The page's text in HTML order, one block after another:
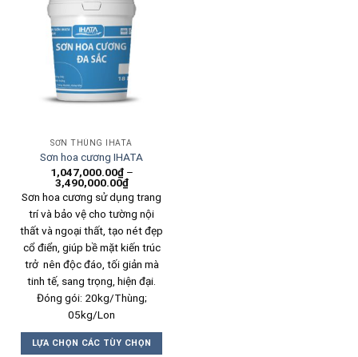
SƠN THÙNG IHATA
Sơn hoa cương IHATA
1,047,000.00₫–
3,490,000.00₫
Sơn hoa cương sử dụng trang
trí và bảo vệ cho tường nội
thất và ngoại thất, tạo nét đẹp
cổ điển, giúp bề mặt kiến trúc
trở nên độc đáo, tối giản mà
tinh tế, sang trọng, hiện đại.
Đóng gói: 20kg/Thùng;
05kg/Lon
LỰA CHỌN CÁC TÙY CHỌN